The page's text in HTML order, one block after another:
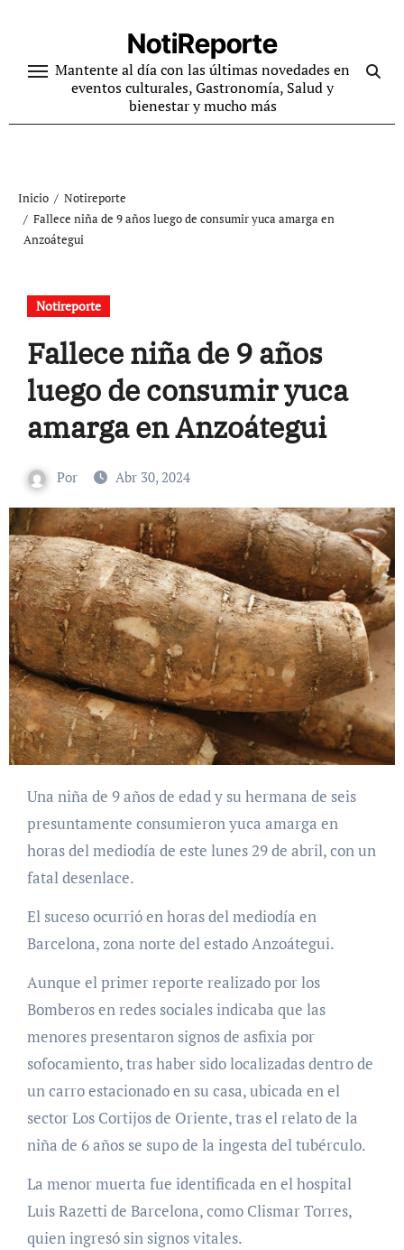
contenido
NotiReporte
Mantente al día con las últimas novedades en
eventos culturales, Gastronomía, Salud y
bienestar y mucho más
Inicio
Notireporte
Fallece niña de 9 años luego de consumir yuca amarga en
Anzoátegui
Notireporte
Fallece niña de 9 años
luego de consumir yuca
amarga en Anzoátegui
Por Abr 30, 2024
Una niña de 9 años de edad y su hermana de seis
presuntamente consumieron yuca amarga en
horas del mediodía de este lunes 29 de abril, con un
fatal desenlace.
El suceso ocurrió en horas del mediodía en
Barcelona, zona norte del estado Anzoátegui.
Aunque el primer reporte realizado por los
Bomberos en redes sociales indicaba que las
menores presentaron signos de asfixia por
sofocamiento, tras haber sido localizadas dentro de
un carro estacionado en su casa, ubicada en el
sector Los Cortijos de Oriente, tras el relato de la
niña de 6 años se supo de la ingesta del tubérculo.
La menor muerta fue identificada en el hospital
Luis Razetti de Barcelona, como Clismar Torres,
quien ingresó sin signos vitales.